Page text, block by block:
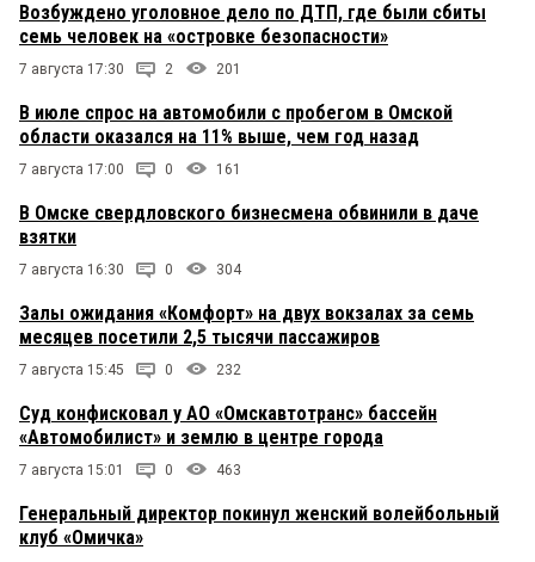
Возбуждено уголовное дело по ДТП, где были сбиты
семь человек на «островке безопасности»
7 августа 17:30 2 201
В июле спрос на автомобили с пробегом в Омской
области оказался на 11% выше, чем год назад
7 августа 17:00 0 161
В Омске свердловского бизнесмена обвинили в даче
взятки
7 августа 16:30 0 304
Залы ожидания «Комфорт» на двух вокзалах за семь
месяцев посетили 2,5 тысячи пассажиров
7 августа 15:45 0 232
Суд конфисковал у АО «Омскавтотранс» бассейн
«Автомобилист» и землю в центре города
7 августа 15:01 0 463
Генеральный директор покинул женский волейбольный
клуб «Омичка»